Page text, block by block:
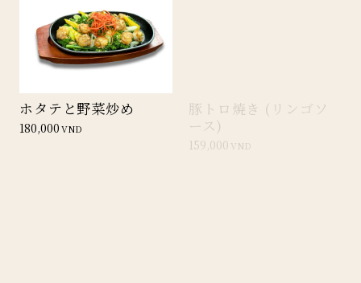
ホタテと野菜炒め
180,000VND
豚トロ焼き (リンゴソ
ース)
159,000 VND